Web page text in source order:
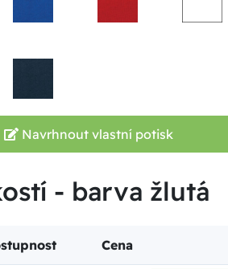
Navrhnout vlastní potisk
- barva žlutá
Cena